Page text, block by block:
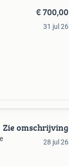
€ 700,00
31 jul 26
Zie omschrijving
28 jul 26